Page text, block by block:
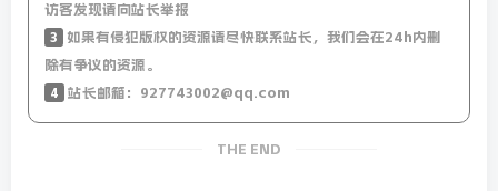
访客发现请向站长举报
3
如果有侵犯版权的资源请尽快联系站长，我们会在24h内删
除有争议的资源。
4 站长邮箱：927743002@qq.com
THE END